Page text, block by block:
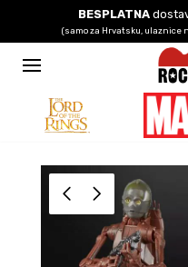
BESPLATNA
(samo za Hrvatsku, ulaznice